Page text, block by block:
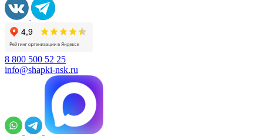
8 800 500 52 25
info@shapki-nsk.ru